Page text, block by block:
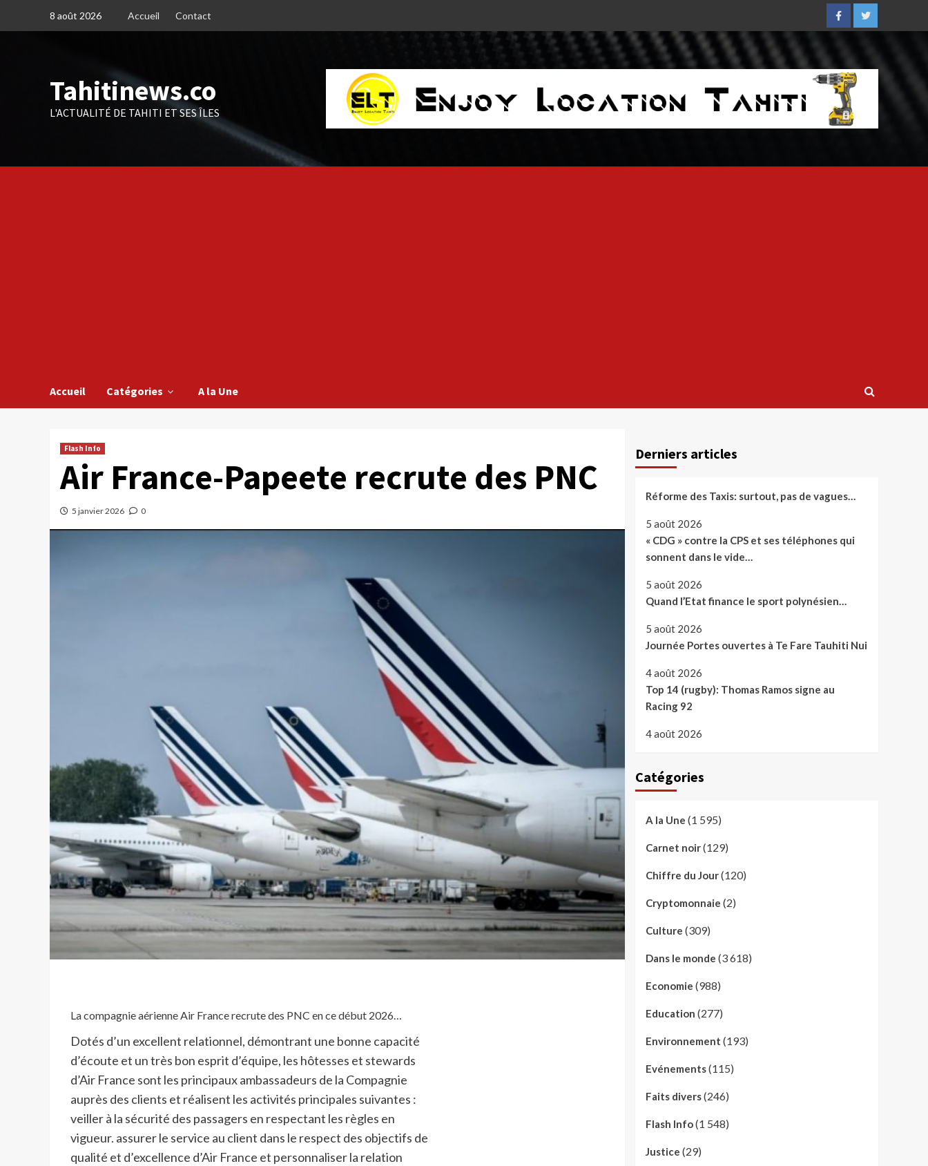
8 août 2026 Accueil Contact
FacebookTwitter
Tahitinews.co
L'ACTUALITÉ DE TAHITI ET SES ÎLES
Accueil Catégories A la Une
Flash Info
Air France-Papeete recrute des PNC
5 janvier 2026 0
La compagnie aérienne Air France recrute des PNC en ce début 2026…
Dotés d’un excellent relationnel, démontrant une bonne capacité
d’écoute et un très bon esprit d’équipe, les hôtesses et stewards
d’Air France sont les principaux ambassadeurs de la Compagnie
auprès des clients et réalisent les activités principales suivantes :
veiller à la sécurité des passagers en respectant les règles en
vigueur. assurer le service au client dans le respect des objectifs de
qualité et d’excellence d’Air France et personnaliser la relation
Derniers articles
Réforme des Taxis: surtout, pas de vagues…
5 août 2026
« CDG » contre la CPS et ses téléphones qui
sonnent dans le vide…
5 août 2026
Quand l’Etat finance le sport polynésien…
5 août 2026
Journée Portes ouvertes à Te Fare Tauhiti Nui
4 août 2026
Top 14 (rugby): Thomas Ramos signe au
Racing 92
4 août 2026
Catégories
A la Une (1 595)
Carnet noir(129)
Chiffre du Jour(120)
Cryptomonnaie (2)
Culture (309)
Dans le monde (3 618)
Economie (988)
Education (277)
Environnement (193)
Evénements(115)
Faits divers(246)
Flash Info(1 548)
Justice (29)